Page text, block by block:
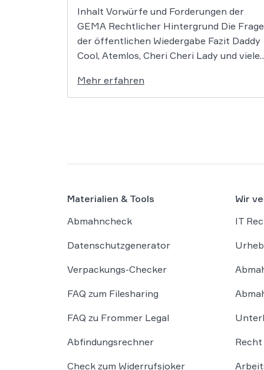
Inhalt Vorwürfe und Forderungen der
GEMA Rechtlicher Hintergrund Die Frage
der öffentlichen Wiedergabe Fazit Daddy
Cool, Atemlos, Cheri Cheri Lady und viele
zum Zentrum eines bedeutenden
Urheberrechtsprozesses werden. Die
Mehr erfahren
Materialien & Tools
Abmahncheck
Datenschutzgenerator
Verpackungs-Checker
FAQ zum Filesharing
FAQ zu Frommer Legal
Abfindungsrechner
Check zum Widerrufsjoker
Wir
IT
Recht